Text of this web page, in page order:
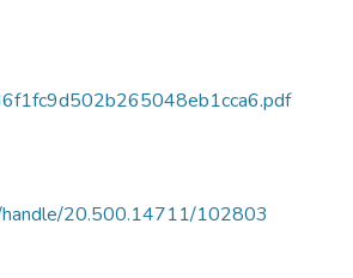
handle/20.500.14711/102803